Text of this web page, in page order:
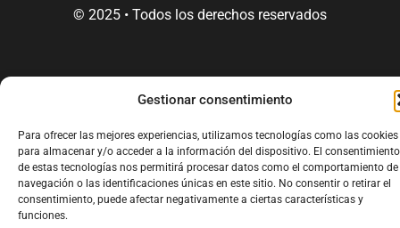
Gestionar consentimiento
Para ofrecer las mejores experiencias, utilizamos tecnologías como las cookies
para almacenar y/o acceder a la información del dispositivo. El consentimiento
de estas tecnologías nos permitirá procesar datos como el comportamiento de
navegación o las identificaciones únicas en este sitio. No consentir o retirar el
consentimiento, puede afectar negativamente a ciertas características y
funciones.
© 2025 • Todos los derechos reservados